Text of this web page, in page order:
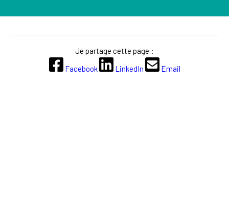
Je partage cette page :
Facebook
LinkedIn Email